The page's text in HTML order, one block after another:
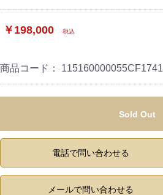
￥198,000 税込
商品コード： 115160000055CF1741
Sold Out
電話で問い合わせる
メールで問い合わせる